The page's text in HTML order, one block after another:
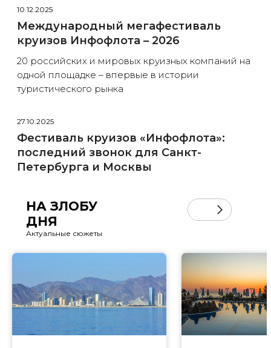
10.12.2025
Международный мегафестиваль
круизов Инфофлота – 2026
20 российских и мировых круизных компаний на
одной площадке – впервые в истории
туристического рынка
27.10.2025
Фестиваль круизов «Инфофлота»:
последний звонок для Санкт-
Петербурга и Москвы
НА ЗЛОБУ
ДНЯ
Актуальные сюжеты